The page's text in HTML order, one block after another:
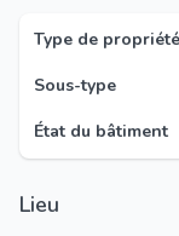
Type de propriété
Sous-type
État du bâtiment
Lieu